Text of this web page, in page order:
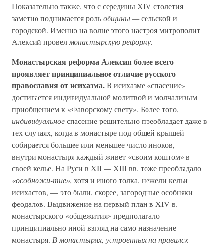
Показательно также, что с середины XIV столетия
заметно поднимается рольобщины —сельской и
городской. Именно на волне этого настроя митрополит
Алексий провел монастырскую реформу.
Монастырская реформа Алексия более всего
проявляет принципиальное отличие русского
православия от исихазма.В исихазме «спасение»
достигается индивидуальной молитвой и молчаливым
приобщением к «Фаворскому свету». Более того,
индивидуальноеспасение решительно преобладает даже в
тех случаях, когда в монастыре под общей крышей
собирается большее или меньшее число иноков, —
внутри монастыря каждый живет «своим коштом» в
своей келье. На Руси в XII — XIII вв. тоже преобладало
«особножи-тие», хотя и иного толка, нежели кельи
исихастов, — это были, скорее, загородные особняки
феодалов. Выдвижение на первый план в XIV в.
монастырского «общежития» предполагало
принципиально иной взгляд на само назначение
монастыря. В монастырях, устроенных на правилах